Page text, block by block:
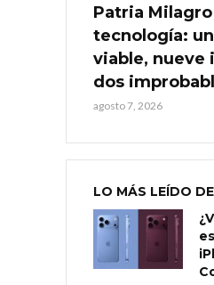
Patria
tecnología:
viable, nueve
dos
agosto 7, 2026
LO MÁS LEÍDO